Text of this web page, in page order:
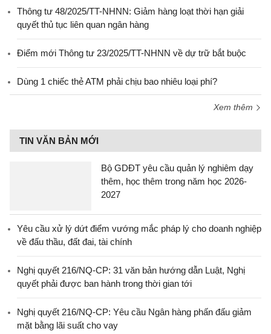
Thông tư 48/2025/TT-NHNN: Giảm hàng loạt thời hạn giải
quyết thủ tục liên quan ngân hàng
Điểm mới Thông tư 23/2025/TT-NHNN về dự trữ bắt buộc
Dùng 1 chiếc thẻ ATM phải chịu bao nhiêu loại phí?
Xem thêm
TIN VĂN BẢN MỚI
Bộ GDĐT yêu cầu quản lý nghiêm dạy
thêm, học thêm trong năm học 2026-
2027
Yêu cầu xử lý dứt điểm vướng mắc pháp lý cho doanh nghiệp
về đấu thầu, đất đai, tài chính
Nghị quyết 216/NQ-CP: 31 văn bản hướng dẫn Luật, Nghị
quyết phải được ban hành trong thời gian tới
Nghị quyết 216/NQ-CP: Yêu cầu Ngân hàng phấn đấu giảm
mặt bằng lãi suất cho vay